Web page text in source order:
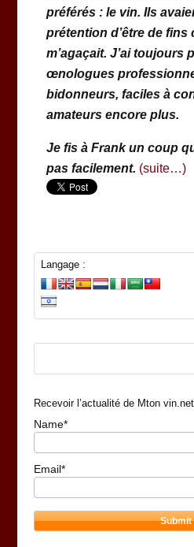
préférés : le vin. Ils
prétention d’être de fins
m’agaçait. J’ai toujours
œnologues
bidonneurs, faciles à
amateurs encore plus.
Je fis à Frank un coup
pas facilement. (suite…)
Langage :
Recevoir l’actualité de Mton
Name*
Email*